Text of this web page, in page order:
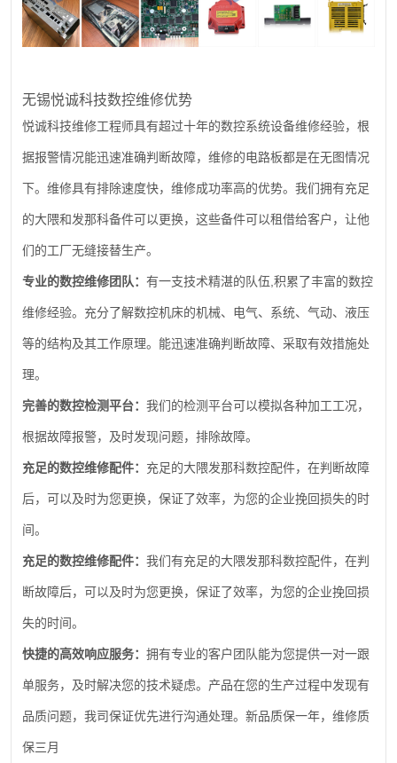
无锡悦诚科技数控维修优势
悦诚科技维修工程师具有超过十年的数控系统设备维修经验，根
据报警情况能迅速准确判断故障，维修的电路板都是在无图情况
下。维修具有排除速度快，维修成功率高的优势。我们拥有充足
的大隈和发那科备件可以更换，这些备件可以租借给客户，让他
们的工厂无缝接替生产。
专业的数控维修团队： 有一支技术精湛的队伍 ,积累了丰富的数控
维修经验。充分了解数控机床的机械、电气、系统、气动、液压
等的结构及其工作原理。能迅速准确判断故障、采取有效措施处
理。
完善的数控检测平台： 我们的检测平台可以模拟各种加工工况，
根据故障报警，及时发现问题，排除故障。
充足的数控维修配件： 充足的大隈发那科数控配件，在判断故障
后，可以及时为您更换，保证了效率，为您的企业挽回损失的时
间。
充足的数控维修配件： 我们有充足的大隈发那科数控配件，在判
断故障后，可以及时为您更换，保证了效率，为您的企业挽回损
失的时间。
快捷的高效响应服务： 拥有专业的客户团队能为您提供一对一跟
单服务，及时解决您的技术疑虑。产品在您的生产过程中发现有
品质问题，我司保证优先进行沟通处理。新品质保一年，维修质
保三月